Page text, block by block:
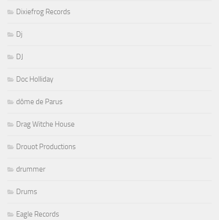
Dixiefrog Records
Dj
DJ
Doc Holliday
dôme de Parus
Drag Witche House
Drouot Productions
drummer
Drums
Eagle Records